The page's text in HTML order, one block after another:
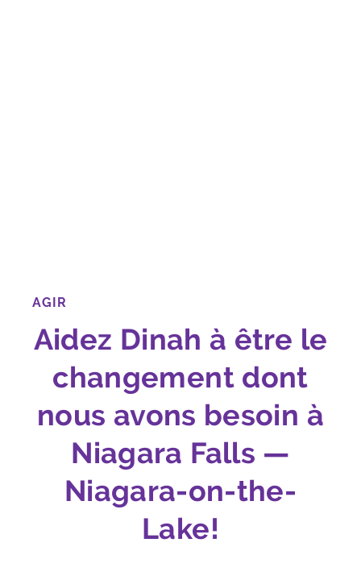
AGIR
Aidez Dinah à être le
changement dont
nous avons besoin à
Niagara Falls —
Niagara-on-the-
Lake!